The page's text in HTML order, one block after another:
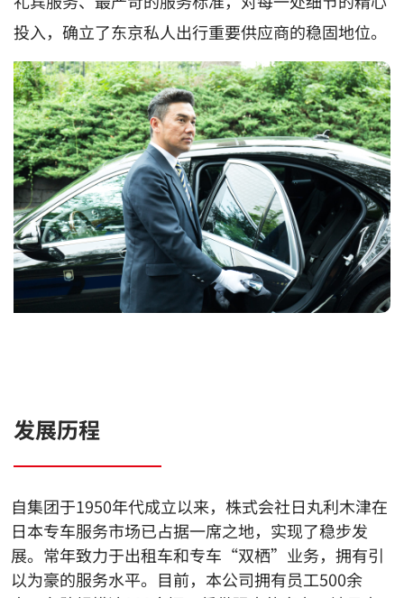
投入，确立了东京私人出行重要供应商的稳固地位。
发展历程
自集团于1950年代成立以来，株式会社日丸利木津在
日本专车服务市场已占据一席之地，实现了稳步发
展。常年致力于出租车和专车“双栖”业务，拥有引
以为豪的服务水平。目前，本公司拥有员工500余